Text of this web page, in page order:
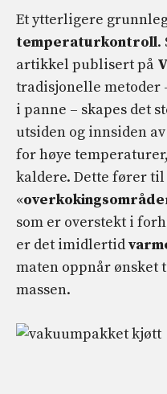
Et ytterligere
temperaturkontroll.
artikkel publisert på
tradisjonelle metoder
i panne – skapes det
utsiden og innsiden
for høye
kaldere. Dette fører til
«
som er overstekt i
er det imidlertid
maten oppnår ønsket
massen.